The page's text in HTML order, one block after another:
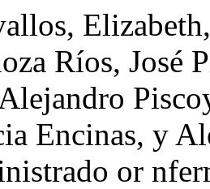
Ríos, José
Encinas, y
or